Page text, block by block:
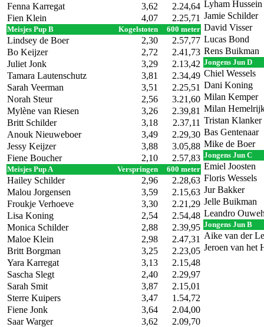
Fenna Karregat
3,62
2.24,64
Fien Klein
4,07 2.25,71
Meisjes Pup B Kogelstoten 600 meter
Lindsey de Boer 2,30
2.57,77
Bo Keijzer
2,72
2.41,73
Juliet Jonk
3,29
2.13,42
Tamara Lautenschutz
3,81
2.34,49
Sarah Veerman
3,51
2.25,51
Norah Steur
2,56
3.21,60
Mylène van Riesen
3,26
2.39,81
Britt Schilder
3,18
2.37,11
Anouk Nieuweboer
3,49
2.29,30
Jessy Keijzer
3,88
3.05,88
Fiene Boucher
2,10 2.57,83
Meisjes Pup A Verspringen 600 meter
Hailey Schilder 2,96
2.28,63
Malou Jorgensen
3,59
2.15,63
Froukje Verhoeve
3,30
2.21,29
Lisa Koning
2,54
2.54,48
Monica Schilder
2,88
2.39,95
Maloe Klein
2,98
2.47,31
Britt Borgman
3,25
2.23,05
Yara Karregat
3,13
2.15,48
Sascha Slegt
2,40
2.29,97
Sarah Smit
3,87
2.15,01
Sterre Kuipers
3,47
1.54,72
Fiene Jonk
3,64
2.04,00
Saar Warger
3,62
2.09,70
Lyham Hussein
Jamie Schilder
David Visser
Lucas Bond
Rens Buikman
Jongens Jun D
Chiel Wessels
Dani Koning
Milan Kemper
Milan
Tristan Klanker
Bas Gentenaar
Mike de Boer
Jongens Jun C
Emiel Joosten
Floris Wessels
Jur Bakker
Jelle Buikman
Leandro
Jongens Jun B
Aike van der
Jeroen van het